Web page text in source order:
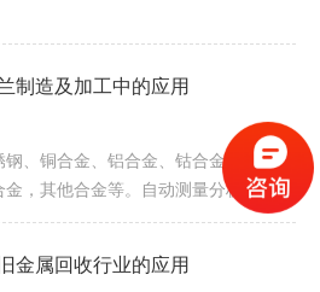
制造及加工中的应用
、铜合金、铝合金、钴合金、钛合
，其他合金等。自动测量分析范围：
任意基体45余种元素。
金属回收行业的应用